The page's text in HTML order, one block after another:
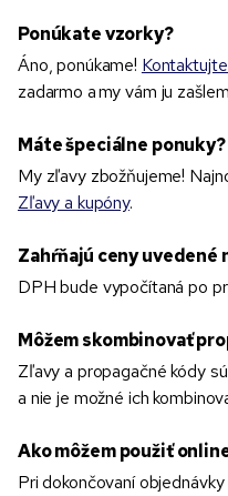
Ponúkate vzorky?
Áno, ponúkame!
zadarmo a my vám ju
Máte špeciálne ponuky?
My zľavy zbožňujeme!
Zľavy a kupóny.
Zahŕňajú ceny uvedené
DPH bude vypočítaná po
Môžem skombinovať
Zľavy a propagačné kódy
a nie je možné ich
Ako môžem použiť
Pri dokončovaní